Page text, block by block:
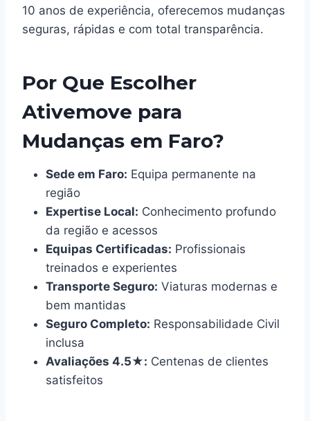
10 anos de experiência, oferecemos mudanças
seguras, rápidas e com total transparência.
Por Que Escolher
Ativemove para
Mudanças em Faro?
Sede em Faro: Equipa permanente na
região
Expertise Local: Conhecimento profundo
da região e acessos
Equipas Certificadas: Profissionais
treinados e experientes
Transporte Seguro: Viaturas modernas e
bem mantidas
Seguro Completo: Responsabilidade Civil
inclusa
Avaliações 4.5★: Centenas de clientes
satisfeitos